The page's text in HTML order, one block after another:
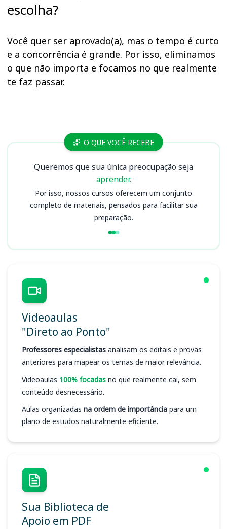
escolha?
Você quer ser aprovado(a), mas o tempo é curto
e a concorrência é grande. Por isso, eliminamos
o que não importa e focamos no que realmente
te faz passar.
Cursos Cemig (MG)
O QUE VOCÊ RECEBE
Queremos que sua única preocupação seja
aprender.
Por isso, nossos cursos oferecem um conjunto
completo de materiais, pensados para facilitar sua
preparação.
Videoaulas
"Direto ao Ponto"
Professores especialistas analisam os editais e provas
anteriores para mapear os temas de maior relevância.
Videoaulas 100% focadas no que realmente cai, sem
conteúdo desnecessário.
Aulas organizadas na ordem de importância para um
plano de estudos naturalmente eficiente.
Sua Biblioteca de
Apoio em PDF